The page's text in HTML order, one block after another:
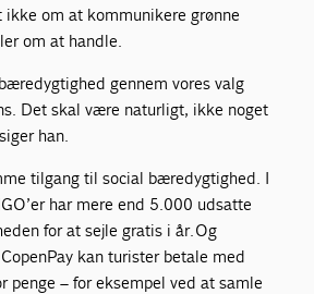
om at kommunikere grønne
om at handle.
gennem vores valg
Det skal være naturligt, ikke noget
han.
tilgang til social bæredygtighed. I
har mere end 5.000 udsatte
for at sejle gratis i år. Og
kan turister betale med
penge – for eksempel ved at samle